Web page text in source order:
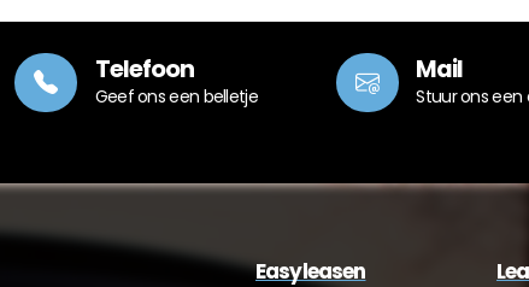
Telefoon
Geef ons een belletje
Mail
Stuur ons
Easyleasen